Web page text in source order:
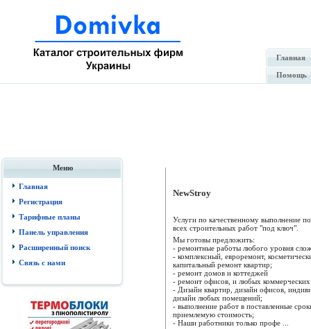
Главная
Помощь
Меню
Главная
Регистрация
Тарифные планы
Панель управления
Расширенный поиск
Связь с нами
NewStroy
Услуги по качественному выполнение
всех строительных работ "под ключ".
Мы готовы предложить:
- ремонтные работы любого уровня
- комплексный, евроремонт,
капитальный ремонт квартир;
- ремонт домов и коттеджей
- ремонт офисов, и любых
- Дизайн квартир, дизайн офисов,
дизайн любых помещений;
- выполнение работ в поставленные
приемлемую стоимость;
- Наши работники только профе ...